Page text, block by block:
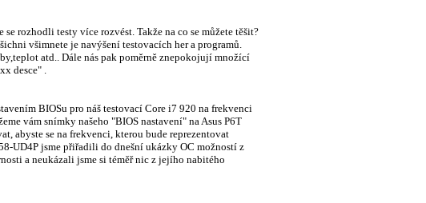
rozhodli testy více rozvést. Takže na co se můžete těšit?
všimnete je navýšení testovacích her a programů.
atd.. Dále nás pak poměrně znepokojují množící
desce" .
BIOSu pro náš testovací Core i7 920 na frekvenci
vám snímky našeho "BIOS nastavení" na Asus P6T
abyste se na frekvenci, kterou bude reprezentovat
UD4P jsme přiřadili do dnešní ukázky OC možností z
a neukázali jsme si téměř nic z jejího nabitého